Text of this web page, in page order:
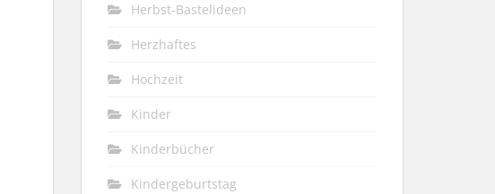
Herbst-Bastelideen
Herzhaftes
Hochzeit
Kinder
Kinderbücher
Kindergeburtstag